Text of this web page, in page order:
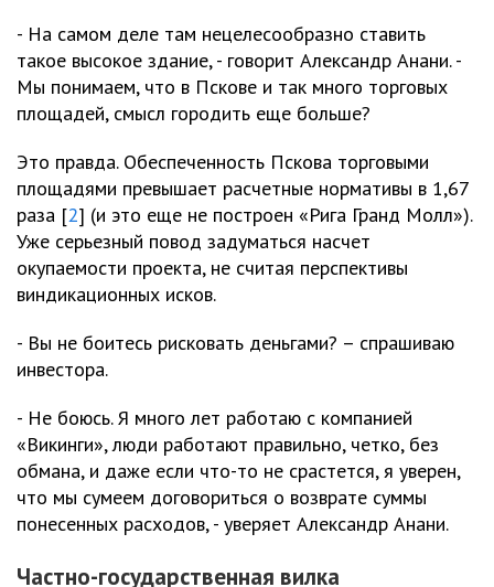
- На самом деле там нецелесообразно ставить
такое высокое здание, - говорит Александр Анани. -
Мы понимаем, что в Пскове и так много торговых
площадей, смысл городить еще больше?
Это правда. Обеспеченность Пскова торговыми
площадями превышает расчетные нормативы в 1,67
раза [2] (и это еще не построен «Рига Гранд Молл»).
Уже серьезный повод задуматься насчет
окупаемости проекта, не считая перспективы
виндикационных исков.
- Вы не боитесь рисковать деньгами? – спрашиваю
инвестора.
- Не боюсь. Я много лет работаю с компанией
«Викинги», люди работают правильно, четко, без
обмана, и даже если что-то не срастется, я уверен,
что мы сумеем договориться о возврате суммы
понесенных расходов, - уверяет Александр Анани.
Частно-государственная вилка